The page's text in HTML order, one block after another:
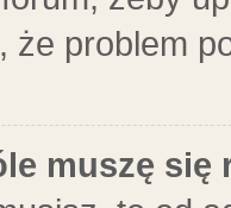
że problem
muszę się